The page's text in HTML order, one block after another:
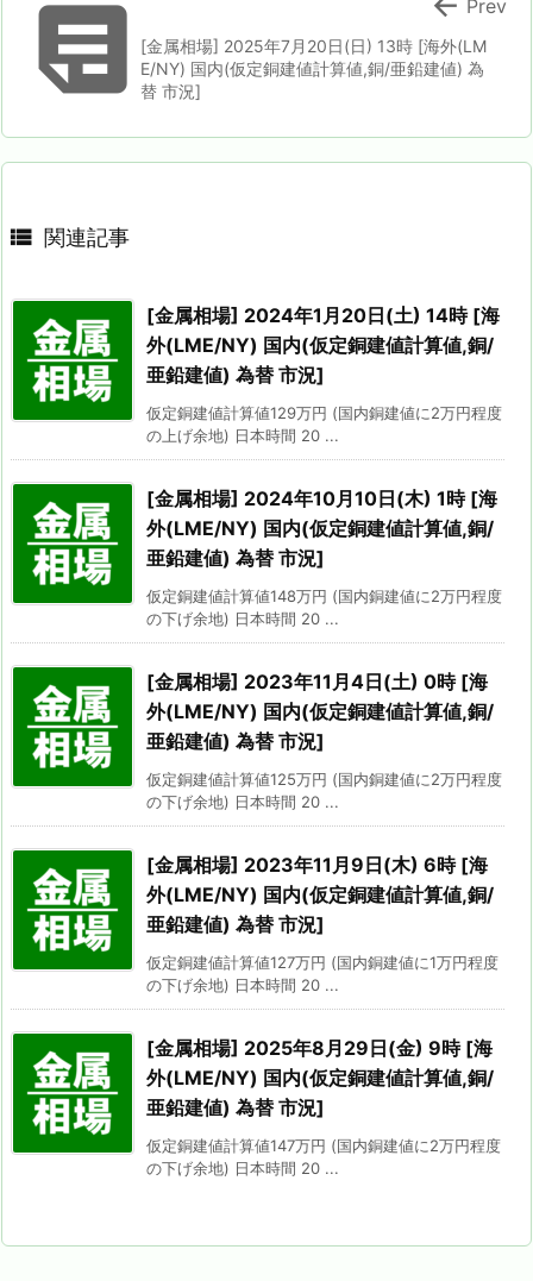
[金属相場] 2025年7月20日(日) 13時 [海外(LM
E/NY) 国内(仮定銅建値計算値,銅/亜鉛建値) 為
替 市況]
Prev
 関連記事
[金属相場] 2024年1月20日(土) 14時 [海
外(LME/NY) 国内(仮定銅建値計算値,銅/
亜鉛建値) 為替 市況]
仮定銅建値計算値129万円 (国内銅建値に2万円程度
の上げ余地) 日本時間 20 ...
[金属相場] 2024年10月10日(木) 1時 [海
外(LME/NY) 国内(仮定銅建値計算値,銅/
亜鉛建値) 為替 市況]
仮定銅建値計算値148万円 (国内銅建値に2万円程度
の下げ余地) 日本時間 20 ...
[金属相場] 2023年11月4日(土) 0時 [海
外(LME/NY) 国内(仮定銅建値計算値,銅/
亜鉛建値) 為替 市況]
仮定銅建値計算値125万円 (国内銅建値に2万円程度
の下げ余地) 日本時間 20 ...
[金属相場] 2023年11月9日(木) 6時 [海
外(LME/NY) 国内(仮定銅建値計算値,銅/
亜鉛建値) 為替 市況]
仮定銅建値計算値127万円 (国内銅建値に1万円程度
の下げ余地) 日本時間 20 ...
[金属相場] 2025年8月29日(金) 9時 [海
外(LME/NY) 国内(仮定銅建値計算値,銅/
亜鉛建値) 為替 市況]
仮定銅建値計算値147万円 (国内銅建値に2万円程度
の下げ余地) 日本時間 20 ...